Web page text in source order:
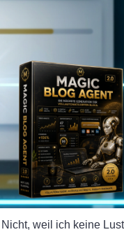
weil ich keine Lust